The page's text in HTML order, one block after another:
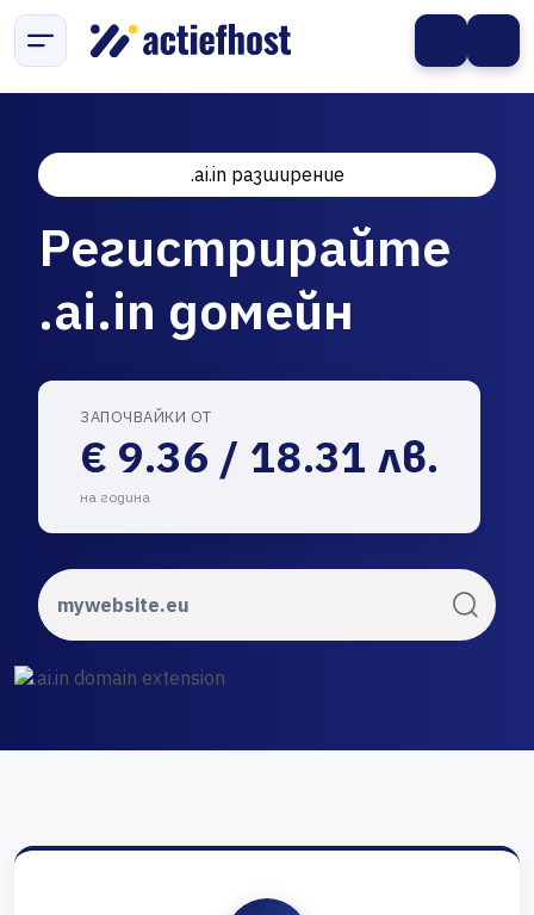
.ai.in разширение
Регистрирайте
.ai.in домейн
ЗАПОЧВАЙКИ ОТ
€ 9.36 / 18.31 лв.
на година